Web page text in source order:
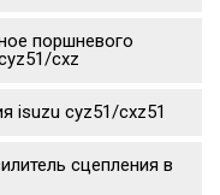
поршневого
cxz
isuzu cyz51/cxz51
сцепления в